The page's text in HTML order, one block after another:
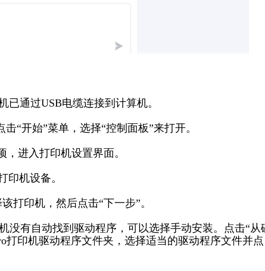
通过USB电缆连接到计算机。
“开始”菜单，选择“控制面板”来打开。
，进入打印机设置界面。
印机设备。
打印机，然后点击“下一步”。
没有自动找到驱动程序，可以选择手动安装。点击“从
打印机驱动程序文件夹，选择适当的驱动程序文件并点